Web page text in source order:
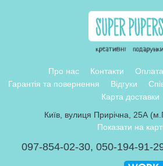
Про нас Контакти
Оплата
Гарантія та повернення
Відгуки
Карта доставки
Київ, вулиця Прирічна, 25А
Показати на карті
097-854-02-30, 050-194-91-